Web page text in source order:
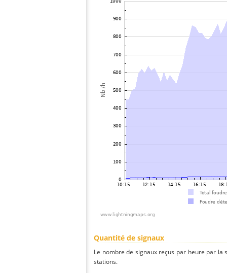
Quantité de signaux
Le nombre de signaux reçus par heure par
stations.